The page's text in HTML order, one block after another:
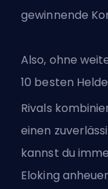
gewinnende
Also, ohne
10 besten
Rivals
einen
kannst du
Eloking